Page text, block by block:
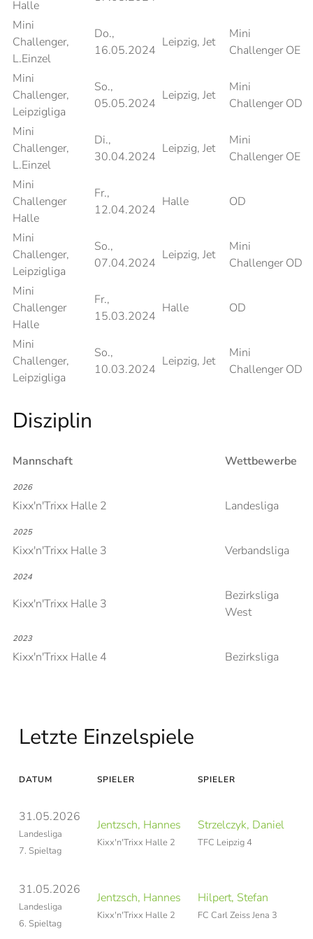
Halle
Mini
Challenger,
L.Einzel
Do.,
16.05.2024
Leipzig, Jet
Mini
Challenger OE
Mini
Challenger,
Leipzigliga
So.,
05.05.2024
Leipzig, Jet
Mini
Challenger OD
Mini
Challenger,
L.Einzel
Di.,
30.04.2024
Leipzig, Jet
Mini
Challenger OE
Mini
Challenger
Halle
Fr.,
12.04.2024
Halle OD
Mini
Challenger,
Leipzigliga
So.,
07.04.2024
Leipzig, Jet
Mini
Challenger OD
Mini
Challenger
Halle
Fr.,
15.03.2024
Halle OD
Mini
Challenger,
Leipzigliga
So.,
10.03.2024
Leipzig, Jet
Mini
Challenger OD
Disziplin
Mannschaft Wettbewerbe
2026
Kixx'n'Trixx Halle 2 Landesliga
2025
Kixx'n'Trixx Halle 3 Verbandsliga
2024
Kixx'n'Trixx Halle 3
Bezirksliga
West
2023
Kixx'n'Trixx Halle 4 Bezirksliga
Letzte Einzelspiele
DATUM SPIELER SPIELER
31.05.2026
Landesliga
7. Spieltag
Jentzsch, Hannes
Kixx'n'Trixx Halle 2
Strzelczyk, Daniel
TFC Leipzig 4
31.05.2026
Landesliga
6. Spieltag
Jentzsch, Hannes
Kixx'n'Trixx Halle 2
Hilpert, Stefan
FC Carl Zeiss Jena 3